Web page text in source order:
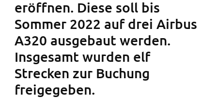
eröffnen. Diese soll bis
Sommer 2022 auf drei Airbus
A320 ausgebaut werden.
Insgesamt wurden elf
Strecken zur Buchung
freigegeben.